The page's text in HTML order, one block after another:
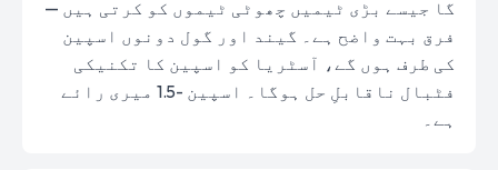
گا جیسے بڑی ٹیمیں چھوٹی ٹیموں کو کرتی ہیں —
فرق بہت واضح ہے۔ گیند اور گول دونوں اسپین
کی طرف ہوں گے، آسٹریا کو اسپین کا تکنیکی
فٹبال ناقابلِ حل ہوگا۔ اسپین -1.5 میری رائے
ہے۔